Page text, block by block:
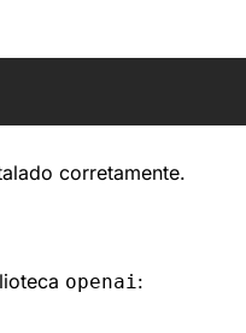
corretamente.
openai: